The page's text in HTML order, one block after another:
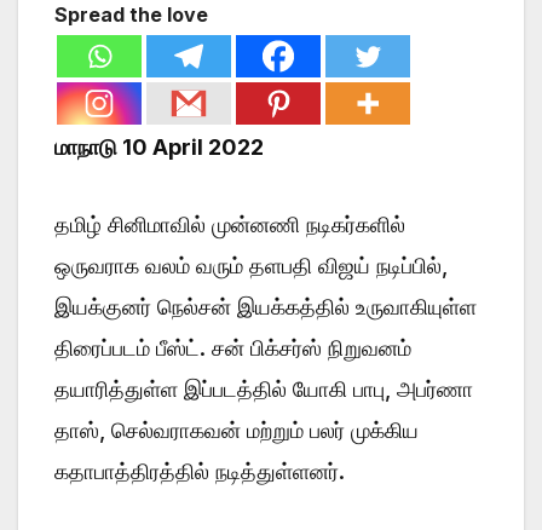
Spread the love
மாநாடு 10 April 2022
தமிழ் சினிமாவில் முன்னணி நடிகர்களில்
ஒருவராக வலம் வரும் தளபதி விஜய் நடிப்பில்,
இயக்குனர் நெல்சன் இயக்கத்தில் உருவாகியுள்ள
திரைப்படம் பீஸ்ட். சன் பிக்சர்ஸ் நிறுவனம்
தயாரித்துள்ள இப்படத்தில் யோகி பாபு, அபர்ணா
தாஸ், செல்வராகவன் மற்றும் பலர் முக்கிய
கதாபாத்திரத்தில் நடித்துள்ளனர்.